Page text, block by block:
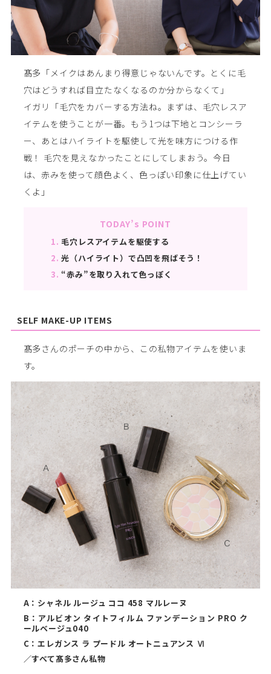
髙多「メイクはあんまり得意じゃないんです。とくに毛
穴はどうすれば目立たなくなるのか分からなくて」
イガリ「毛穴をカバーする方法ね。まずは、毛穴レスア
イテムを使うことが一番。もう1つは下地とコンシーラ
ー、あとはハイライトを駆使して光を味方につける作
戦！ 毛穴を見えなかったことにしてしまおう。今日
は、赤みを使って顔色よく、色っぽい印象に仕上げてい
くよ」
TODAY’s POINT
1.毛穴レスアイテムを駆使する
2.光（ハイライト）で凸凹を飛ばそう！
3.“赤み”を取り入れて色っぽく
SELF MAKE-UP ITEMS
髙多さんのポーチの中から、この私物アイテムを使いま
す。
A：シャネル ルージュ ココ 458 マルレーヌ
B：アルビオン タイトフィルム ファンデーション PRO ク
ールベージュ040
C：エレガンス ラ プードル オートニュアンス Ⅵ
／すべて髙多さん私物